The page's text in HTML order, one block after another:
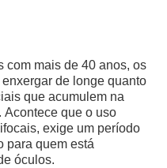
com mais de 40 anos, os
de longe quanto
que acumulem na
Acontece que o uso
exige um período
para quem está
óculos.